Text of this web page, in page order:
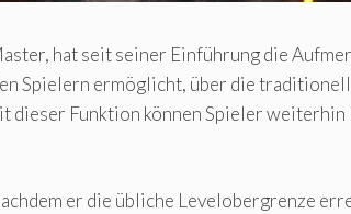
hat seit seiner Einführung die
Spielern ermöglicht, über die
Funktion können Spieler weiterhin
er die übliche Levelobergrenze